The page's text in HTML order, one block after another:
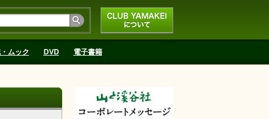
CLUB YAMAKEIにつ
いて
ムック DVD 電子書籍